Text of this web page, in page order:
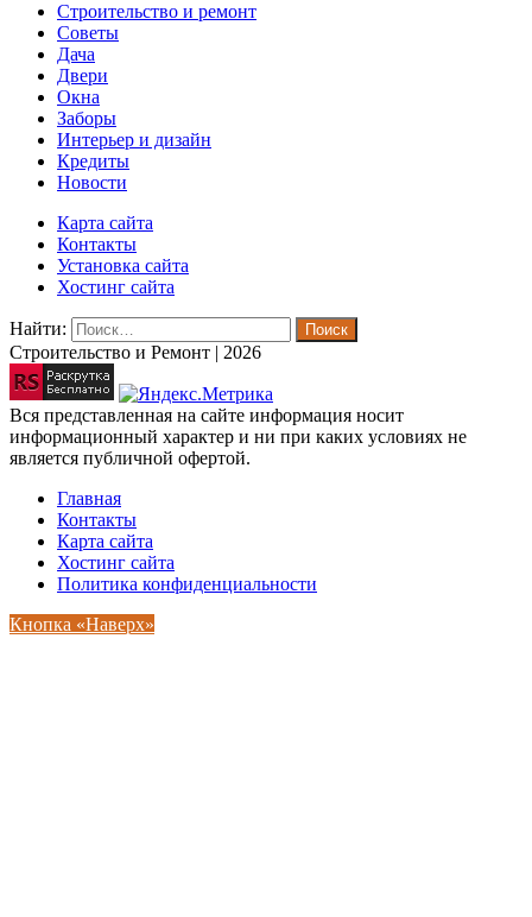
Строительство и ремонт
Советы
Дача
Двери
Окна
Заборы
Интерьер и дизайн
Кредиты
Новости
Карта сайта
Контакты
Установка сайта
Хостинг сайта
Найти:
Строительство и Ремонт | 2026
Вся представленная на сайте информация носит
информационный характер и ни при каких условиях не
является публичной офертой.
Главная
Контакты
Карта сайта
Хостинг сайта
Политика конфиденциальности
Кнопка «Наверх»